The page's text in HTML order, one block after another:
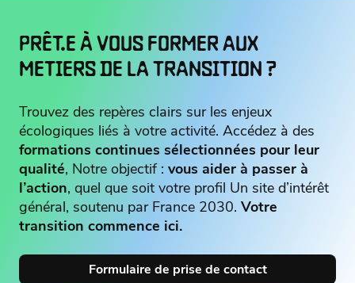
PRÊT.E À VOUS FORMER AUX
METIERS DE LA TRANSITION ?
Trouvez des repères clairs sur les enjeux
écologiques liés à votre activité. Accédez à des
formations continues sélectionnées pour leur
qualité, Notre objectif : vous aider à passer à
l’action, quel que soit votre profil Un site d’intérêt
général, soutenu par France 2030. Votre
transition commence ici.
Formulaire de prise de contact